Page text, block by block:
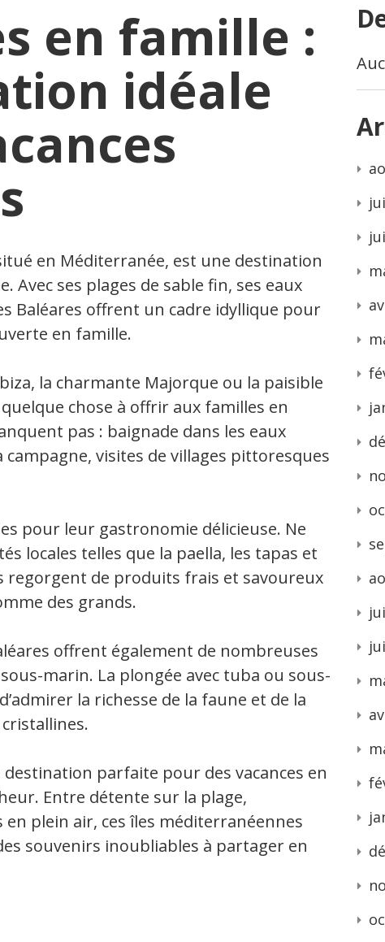
en famille :
idéale
en Méditerranée, est une destination
Avec ses plages de sable fin, ses eaux
Baléares offrent un cadre idyllique pour
en famille.
la charmante Majorque ou la paisible
chose à offrir aux familles en
pas : baignade dans les eaux
visites de villages pittoresques
pour leur gastronomie délicieuse. Ne
locales telles que la paella, les tapas et
regorgent de produits frais et savoureux
des grands.
offrent également de nombreuses
marin. La plongée avec tuba ou sous-
la richesse de la faune et de la
parfaite pour des vacances en
Entre détente sur la plage,
plein air, ces îles méditerranéennes
souvenirs inoubliables à partager en